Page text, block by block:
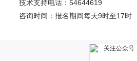
技术支持电话：54644619
咨询时间：报名期间每天9时至17时